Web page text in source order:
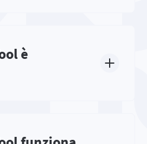
è